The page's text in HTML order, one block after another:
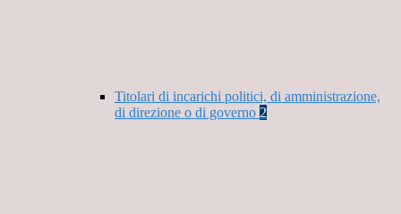
Titolari di incarichi politici, di amministrazione,
di direzione o di governo 2